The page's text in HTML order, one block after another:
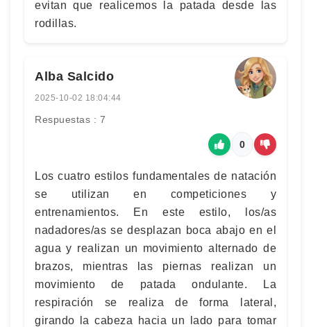
evitan que realicemos la patada desde las
rodillas.
Alba Salcido
2025-10-02 18:04:44
Respuestas : 7
0
Los cuatro estilos fundamentales de natación
se utilizan en competiciones y
entrenamientos. En este estilo, los/as
nadadores/as se desplazan boca abajo en el
agua y realizan un movimiento alternado de
brazos, mientras las piernas realizan un
movimiento de patada ondulante. La
respiración se realiza de forma lateral,
girando la cabeza hacia un lado para tomar